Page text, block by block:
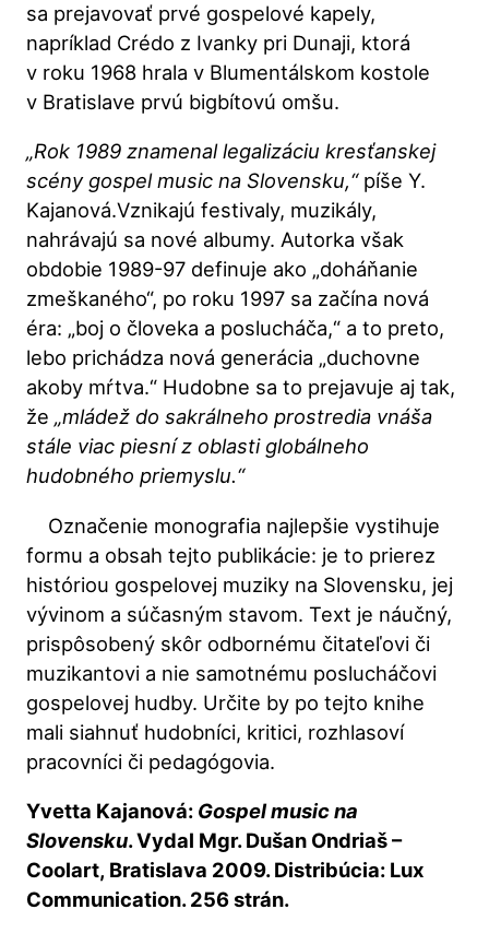
sa prejavovať prvé gospelové kapely,
napríklad Crédo z Ivanky pri Dunaji, ktorá
v roku 1968 hrala v Blumentálskom kostole
v Bratislave prvú bigbítovú omšu.
„Rok 1989 znamenal legalizáciu kresťanskej
scény gospel music na Slovensku,“píše Y.
Kajanová.Vznikajú festivaly, muzikály,
nahrávajú sa nové albumy. Autorka však
obdobie 1989-97 definuje ako „doháňanie
zmeškaného“, po roku 1997 sa začína nová
éra: „boj o človeka a poslucháča,“ a to preto,
lebo prichádza nová generácia „duchovne
akoby mŕtva.“ Hudobne sa to prejavuje aj tak,
že„mládež do sakrálneho prostredia vnáša
stále viac piesní z oblasti globálneho
hudobného priemyslu.“
Označenie monografia najlepšie vystihuje
formu a obsah tejto publikácie: je to prierez
históriou gospelovej muziky na Slovensku, jej
vývinom a súčasným stavom. Text je náučný,
prispôsobený skôr odbornému čitateľovi či
muzikantovi a nie samotnému poslucháčovi
gospelovej hudby. Určite by po tejto knihe
mali siahnuť hudobníci, kritici, rozhlasoví
pracovníci či pedagógovia.
Yvetta Kajanová: Gospel music na
Slovensku. Vydal Mgr. Dušan Ondriaš –
Coolart, Bratislava 2009. Distribúcia: Lux
Communication. 256 strán.